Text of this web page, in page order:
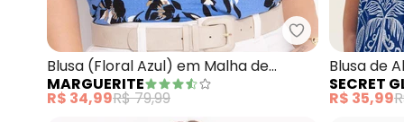
Marguerite -
Blusa (Floral Azul) em Malha de
Viscose
MARGUERITE
R$ 34,99R$ 79,99
Blusa de
SECRET
R$ 35,99